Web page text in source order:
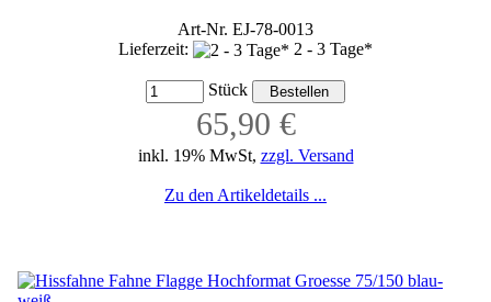
Art-Nr. EJ-78-0013
Lieferzeit:
2 - 3 Tage*
Stück
65,90 €
inkl. 19% MwSt, zzgl. Versand
Zu den Artikeldetails ...